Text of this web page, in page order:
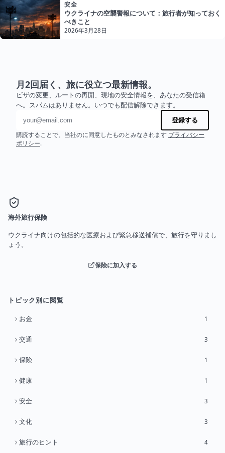
安全
ウクライナの空襲警報について：旅行者が知っておく
べきこと
2026年3月28日
月2回届く、旅に役立つ最新情報。
ビザの変更、ルートの再開、現地の安全情報を、あなたの受信箱
へ。スパムはありません。いつでも配信解除できます。
メールアドレス
登録する
購読することで、当社のに同意したものとみなされます プライバシー
ポリシー.
海外旅行保険
ウクライナ向けの包括的な医療および緊急移送補償で、旅行を守りまし
ょう。
保険に加入する
トピック別に閲覧
お金 1
交通 3
保険 1
健康 1
安全 3
文化 3
旅行のヒント 4